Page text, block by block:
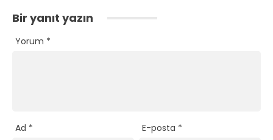
Bir yanıt yazın
Yorum *
Ad * E-posta *